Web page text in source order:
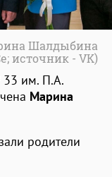
Шалдыбина
источник - VK)
им. П.А.
Марина
родители